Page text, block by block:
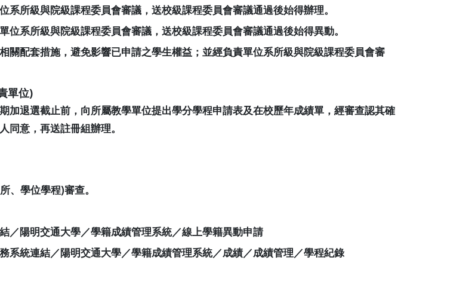
所級與院級課程委員會審議，送校級課程委員會審議通過後始得辦理。
系所級與院級課程委員會審議，送校級課程委員會審議通過後始得異動。
關配套措施，避免影響已申請之學生權益；並經負責單位系所級與院級課程委員會審
單位)
加退選截止前，向所屬教學單位提出學分學程申請表及在校歷年成績單，經審查認其確
同意，再送註冊組辦理。
、學位學程)審查。
／陽明交通大學／學籍成績管理系統／線上學籍異動申請
系統連結／陽明交通大學／學籍成績管理系統／成績／成績管理／學程紀錄